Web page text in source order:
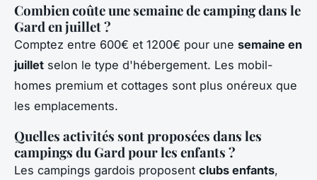
Combien coûte une semaine de camping dans le
Gard en juillet ?
Comptez entre 600€ et 1200€ pour une semaine en
juillet selon le type d'hébergement. Les mobil-
homes premium et cottages sont plus onéreux que
les emplacements.
Quelles activités sont proposées dans les
campings du Gard pour les enfants ?
Les campings gardois proposent clubs enfants,